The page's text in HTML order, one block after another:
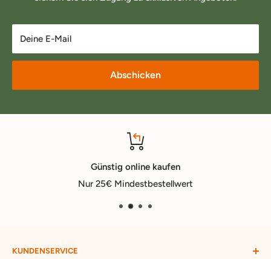
Deine E-Mail
Abschicken
Günstig online kaufen
Nur 25€ Mindestbestellwert
KUNDENSERVICE